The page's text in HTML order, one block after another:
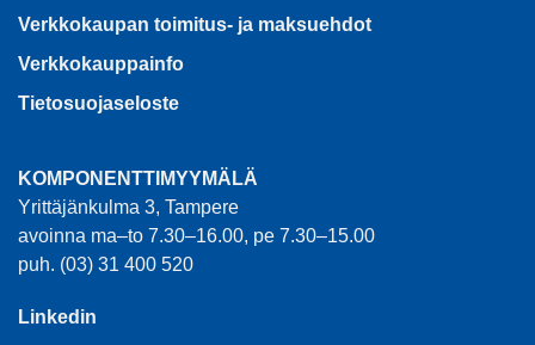
Verkkokaupan toimitus- ja maksuehdot
Verkkokauppainfo
Tietosuojaseloste
KOMPONENTTIMYYMÄLÄ
Yrittäjänkulma 3, Tampere
avoinna ma–to 7.30–16.00, pe 7.30–15.00
puh. (03) 31 400 520
Linkedin